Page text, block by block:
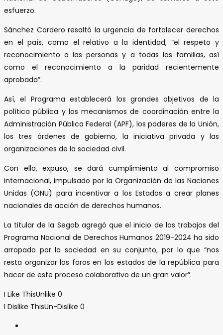
esfuerzo.
Sánchez Cordero resaltó la urgencia de fortalecer derechos
en el país, como el relativo a la identidad, “el respeto y
reconocimiento a las personas y a todas las familias, así
como el reconocimiento a la paridad recientemente
aprobada”.
Así, el Programa establecerá los grandes objetivos de la
política pública y los mecanismos de coordinación entre la
Administración Pública Federal (APF), los poderes de la Unión,
los tres órdenes de gobierno, la iniciativa privada y las
organizaciones de la sociedad civil.
Con ello, expuso, se dará cumplimiento al compromiso
internacional, impulsado por la Organización de las Naciones
Unidas (ONU) para incentivar a los Estados a crear planes
nacionales de acción de derechos humanos.
La titular de la Segob agregó que el inicio de los trabajos del
Programa Nacional de Derechos Humanos 2019-2024 ha sido
arropado por la sociedad en su conjunto, por lo que “nos
resta organizar los foros en los estados de la república para
hacer de este proceso colaborativo de un gran valor”.
I Like ThisUnlike 0
I Dislike ThisUn-Dislike 0